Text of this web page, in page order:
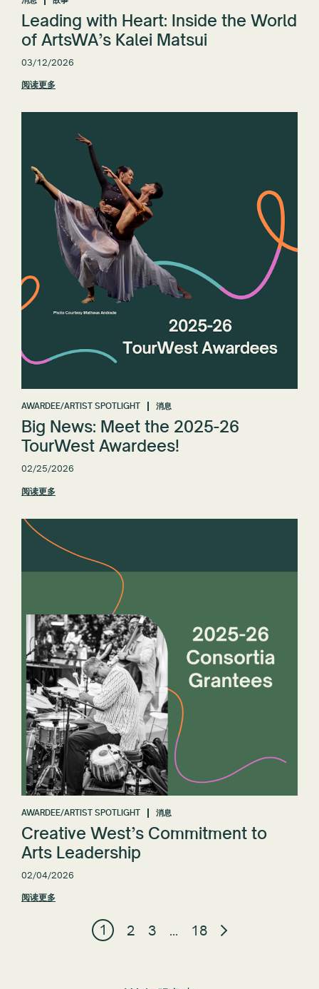
Leading with Heart: Inside the World
of ArtsWA’s Kalei Matsui
03/12/2026
阅读更多
AWARDEE/ARTIST SPOTLIGHT 消息
Big News: Meet the 2025-26
TourWest Awardees!
02/25/2026
阅读更多
AWARDEE/ARTIST SPOTLIGHT 消息
Creative West’s Commitment to
Arts Leadership
02/04/2026
阅读更多
1 2 3 … 18